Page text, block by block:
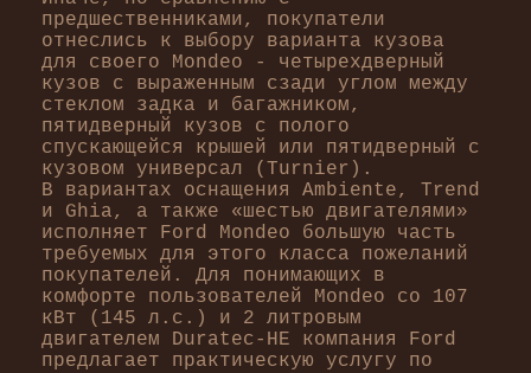
предшественниками, покупатели
отнеслись к выбору варианта кузова
для своего Mondeo - четырехдверный
кузов с выраженным сзади углом между
стеклом задка и багажником,
пятидверный кузов с полого
спускающейся крышей или пятидверный с
кузовом универсал (Turnier).
В вариантах оснащения Ambiente, Trend
и Ghia, а также «шестью двигателями»
исполняет Ford Mondeo большую часть
требуемых для этого класса пожеланий
покупателей. Для понимающих в
комфорте пользователей Mondeo со 107
кВт (145 л.с.) и 2 литровым
двигателем Duratec-HE компания Ford
предлагает практическую услугу по